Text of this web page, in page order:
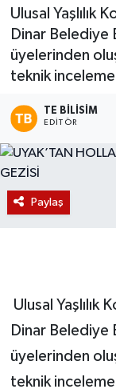
Ulusal Yaşlılık
Dinar Belediye
üyelerinden
teknik
TE BILISIM
EDITÖR
Paylaş
Ulusal Yaşlılık
Dinar Belediye
üyelerinden
teknik
Ekonomi
Magazin
Etkinlikler